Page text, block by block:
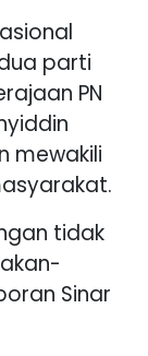
parti
PN
mewakili
tidak
Sinar